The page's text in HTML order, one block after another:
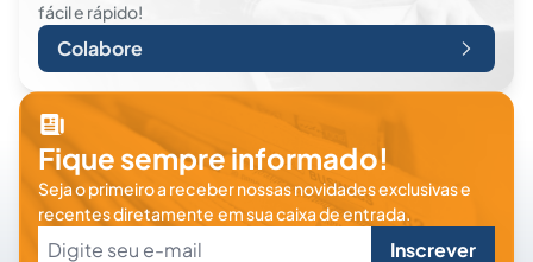
fácil e rápido!
Colabore
Fique sempre informado!
Seja o primeiro a receber nossas novidades exclusivas e
recentes diretamente em sua caixa de entrada.
Inscrever